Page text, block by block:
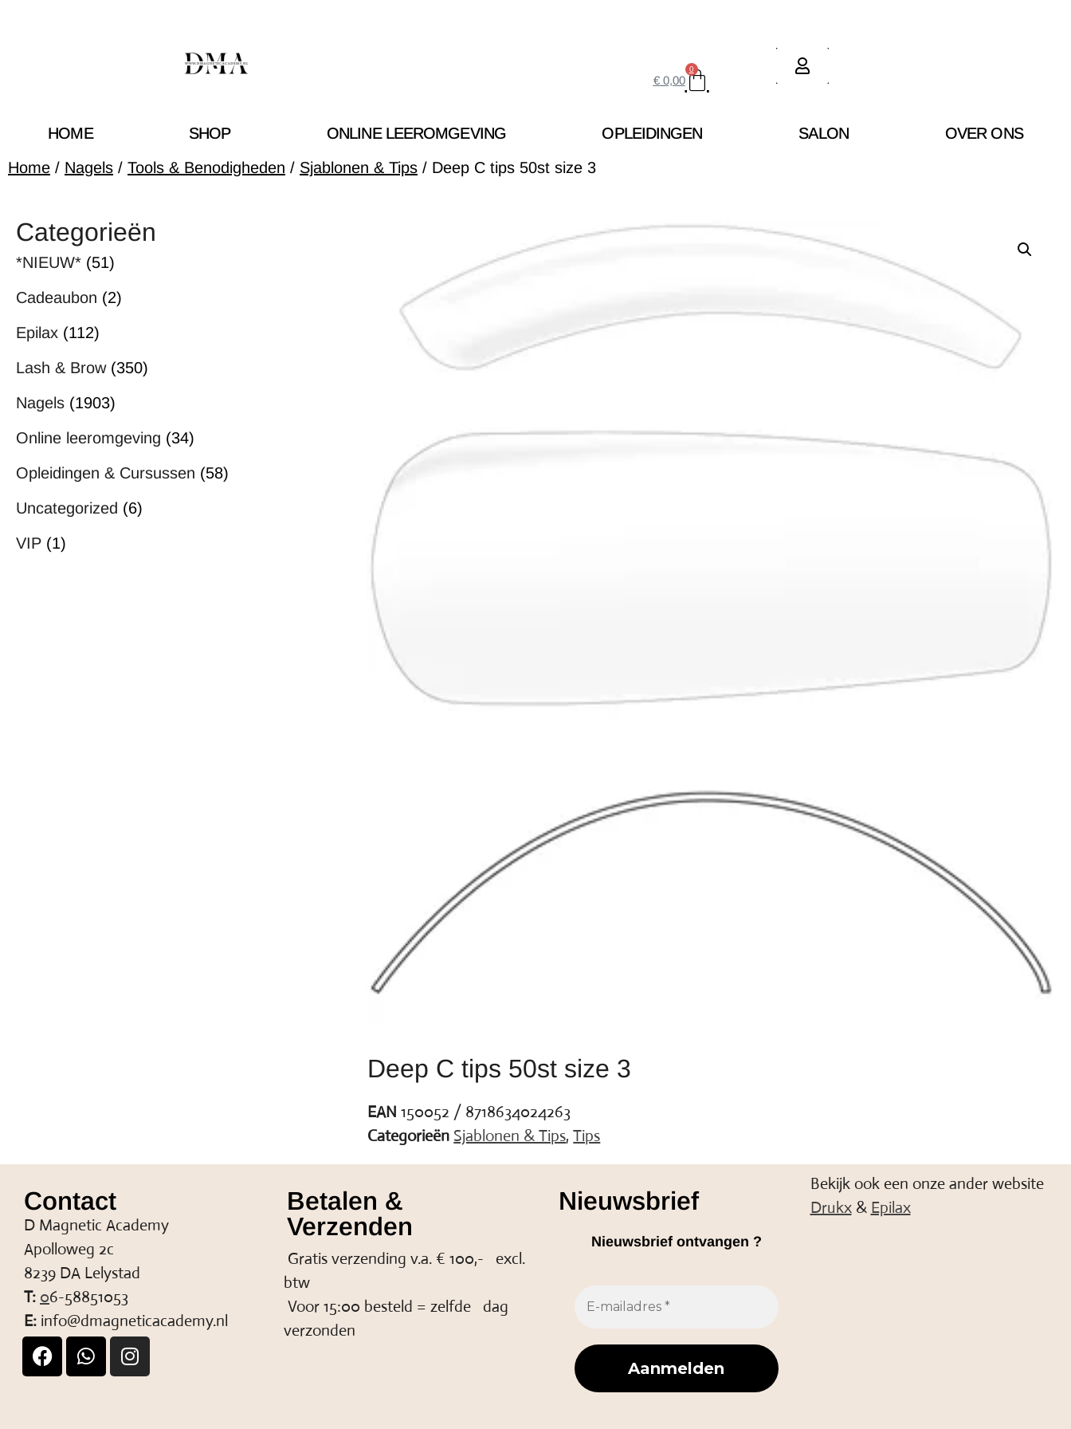
€0,00
0
HOME SHOP ONLINE LEEROMGEVING OPLEIDINGEN SALON
OVER ONS
Home / Nagels / Tools & Benodigheden / Sjablonen & Tips / Deep C tips 50st size 3
Categorieën
*NIEUW* (51)
Cadeaubon (2)
Epilax (112)
Lash & Brow (350)
Nagels (1903)
Online leeromgeving (34)
Opleidingen & Cursussen (58)
Uncategorized (6)
VIP (1)
Deep C tips 50st size 3
EAN150052 / 8718634024263
Categorieën Sjablonen & Tips,Tips
Contact
D Magnetic Academy
Apolloweg 2c
8239 DA Lelystad
T: 06-58851053
E: info@dmagneticacademy.nl
Betalen &
Verzenden
Gratis verzending v.a. € 100,- excl.
btw
Voor 15:00 besteld = zelfde dag
verzonden
Nieuwsbrief
Nieuwsbrief ontvangen ?
Bekijk ook een onze ander website
Drukx& Epilax